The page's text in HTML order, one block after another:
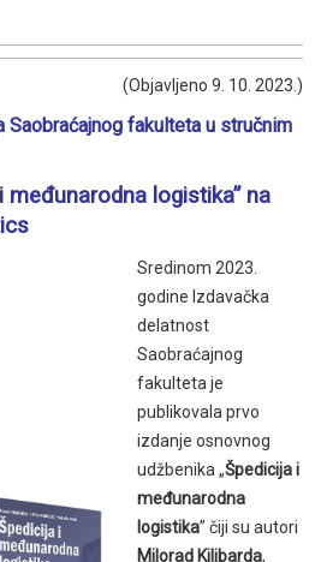
(Objavljeno 9. 10. 2023.)
Saobraćajnog fakulteta u stručnim
međunarodna logistika” na
Sredinom 2023.
godine Izdavačka
delatnost
Saobraćajnog
fakulteta je
publikovala prvo
izdanje osnovnog
udžbenika „Špedicija i
međunarodna
logistika” čiji su autori
Milorad Kilibarda,